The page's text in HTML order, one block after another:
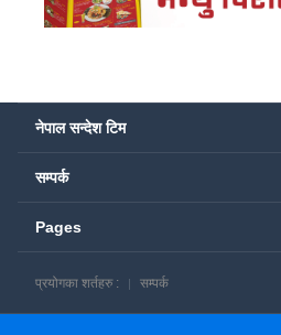
नेपाल सन्देश टिम
सम्पर्क
Pages
प्रयोगका शर्तहरु : सम्पर्क